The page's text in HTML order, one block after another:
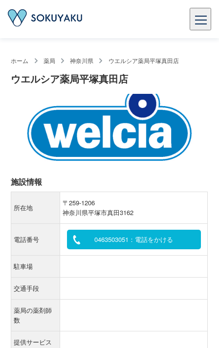
ホーム 薬局 神奈川県 ウエルシア薬局平塚真田店
ウエルシア薬局平塚真田店
施設情報
所在地
〒259-1206
神奈川県平塚市真田3162
電話番号 0463503051：電話をかける
駐車場
交通手段
薬局の薬剤師
数
提供サービス